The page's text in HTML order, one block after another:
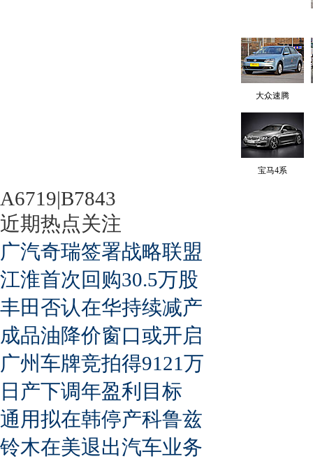
大众速腾
宝马4系
A6719|B7843
近期热点关注
广汽奇瑞签署战略联盟
江淮首次回购30.5万股
丰田否认在华持续减产
成品油降价窗口或开启
广州车牌竞拍得9121万
日产下调年盈利目标
通用拟在韩停产科鲁兹
铃木在美退出汽车业务